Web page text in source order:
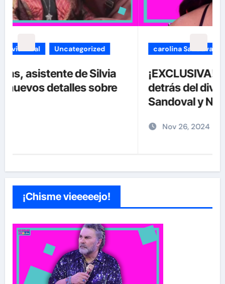
carolina Sandoval Exclusivas
¡EXCLUSIVA! Revelamos la verdad
detrás del divorcio de Carolina
Sandoval y Nick Hernández
¡Chisme vieeeeejo!